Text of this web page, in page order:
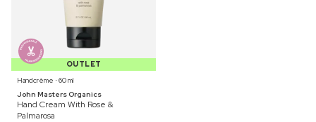
OUTLET
Handcrème ⋅ 60 ml
John Masters Organics
Hand Cream With Rose &
Palmarosa